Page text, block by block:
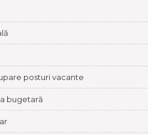
posturi vacante
bugetară